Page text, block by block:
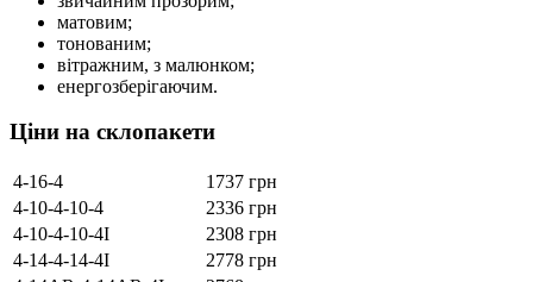
матовим;
тонованим;
вітражним, з малюнком;
енергозберігаючим.
Ціни на склопакети
4-16-4
1737 грн
4-10-4-10-4
2336 грн
4-10-4-10-4I
2308 грн
4-14-4-14-4I
2778 грн